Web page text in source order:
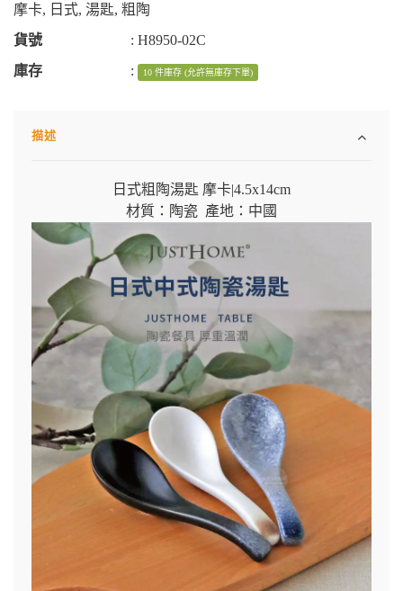
摩卡, 日式, 湯匙, 粗陶
貨號
: H8950-02C
庫存
: 10 件庫存 (允許無庫存下單)
描述
日式粗陶湯匙 摩卡|4.5x14cm
材質：陶瓷 產地：中國